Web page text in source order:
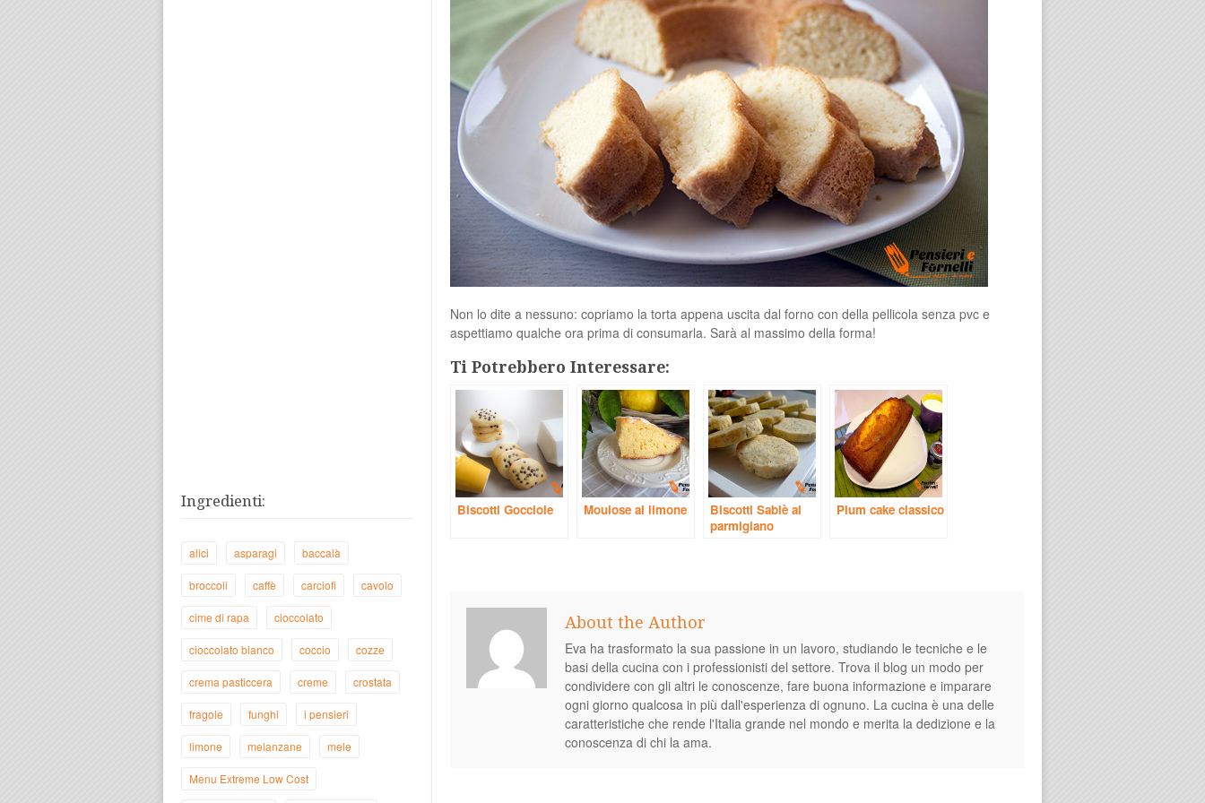
Non lo dite a nessuno: copriamo la torta appena uscita dal forno con della pellicola senza pvc e
aspettiamo qualche ora prima di consumarla. Sarà al massimo della forma!
Ti Potrebbero Interessare:
Biscotti Gocciole Moulose al limone
Biscotti Sablè al
parmigiano
Plum cake classico
About the Author
Eva ha trasformato la sua passione in un lavoro, studiando le tecniche e le
basi della cucina con i professionisti del settore. Trova il blog un modo per
condividere con gli altri le conoscenze, fare buona informazione e imparare
ogni giorno qualcosa in più dall'esperienza di ognuno. La cucina è una delle
caratteristiche che rende l'Italia grande nel mondo e merita la dedizione e la
conoscenza di chi la ama.
Ingredienti:
alici asparagi baccalà
broccoli caffè carciofi cavolo
cime di rapa cioccolato
cioccolato bianco coccio cozze
crema pasticcera creme crostata
fragole funghi i pensieri
limone melanzane mele
Menu Extreme Low Cost